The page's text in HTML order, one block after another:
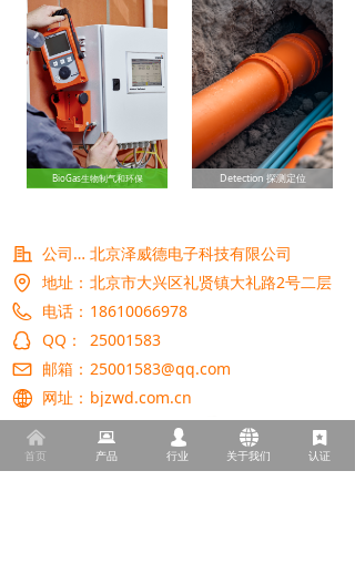
BioGas生物制气和环保 Detection 探测定位
公司名称：
北京泽威德电子科技有限公司
地址： 北京市大兴区礼贤镇大礼路2号二层
电话： 18610066978
QQ：
25001583
邮箱： 25001583@qq.com
网址： bjzwd.com.cn
낀
首页
뀵
产品
넙
行业
뀁
关于我们
끈
认证